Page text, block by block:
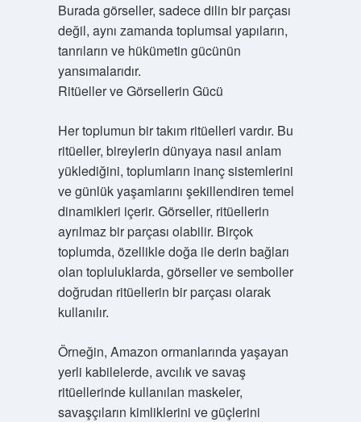
Burada görseller, sadece dilin bir parçası
değil, aynı zamanda toplumsal yapıların,
tanrıların ve hükümetin gücünün
yansımalarıdır.
Ritüeller ve Görsellerin Gücü
Her toplumun bir takım ritüelleri vardır. Bu
ritüeller, bireylerin dünyaya nasıl anlam
yüklediğini, toplumların inanç sistemlerini
ve günlük yaşamlarını şekillendiren temel
dinamikleri içerir. Görseller, ritüellerin
ayrılmaz bir parçası olabilir. Birçok
toplumda, özellikle doğa ile derin bağları
olan topluluklarda, görseller ve semboller
doğrudan ritüellerin bir parçası olarak
kullanılır.
Örneğin, Amazon ormanlarında yaşayan
yerli kabilelerde, avcılık ve savaş
ritüellerinde kullanılan maskeler,
savaşçıların kimliklerini ve güçlerini